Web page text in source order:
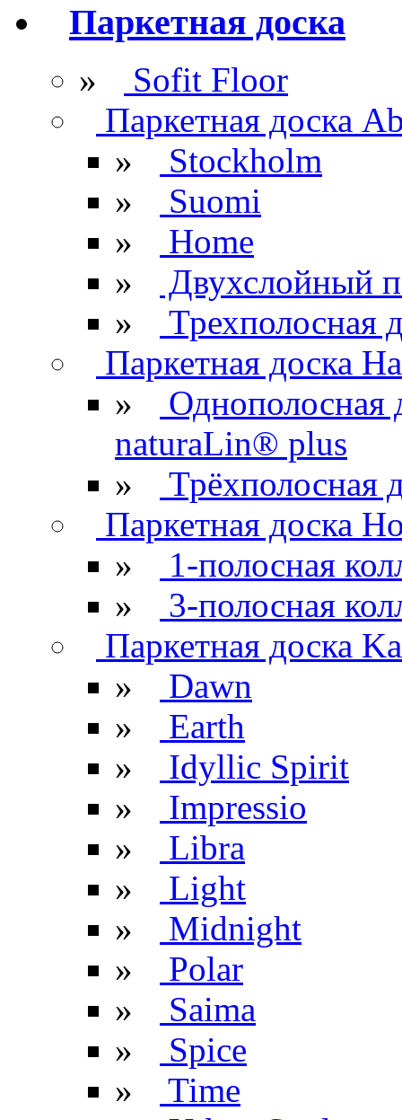
Паркетная доска
»
Sofit Floor
Паркетная доска
»
Stockholm
»
Suomi
»
Home
»
Двухслойный
»
Трехполосная
Паркетная доска
»
Однополосная
naturaLin® plus
»
Трёхполосная
Паркетная доска
»
1-полосная
»
3-полосная
Паркетная доска
»
Dawn
»
Earth
»
Idyllic Spirit
»
Impressio
»
Libra
»
Light
»
Midnight
»
Polar
»
Saima
»
Spice
»
Time